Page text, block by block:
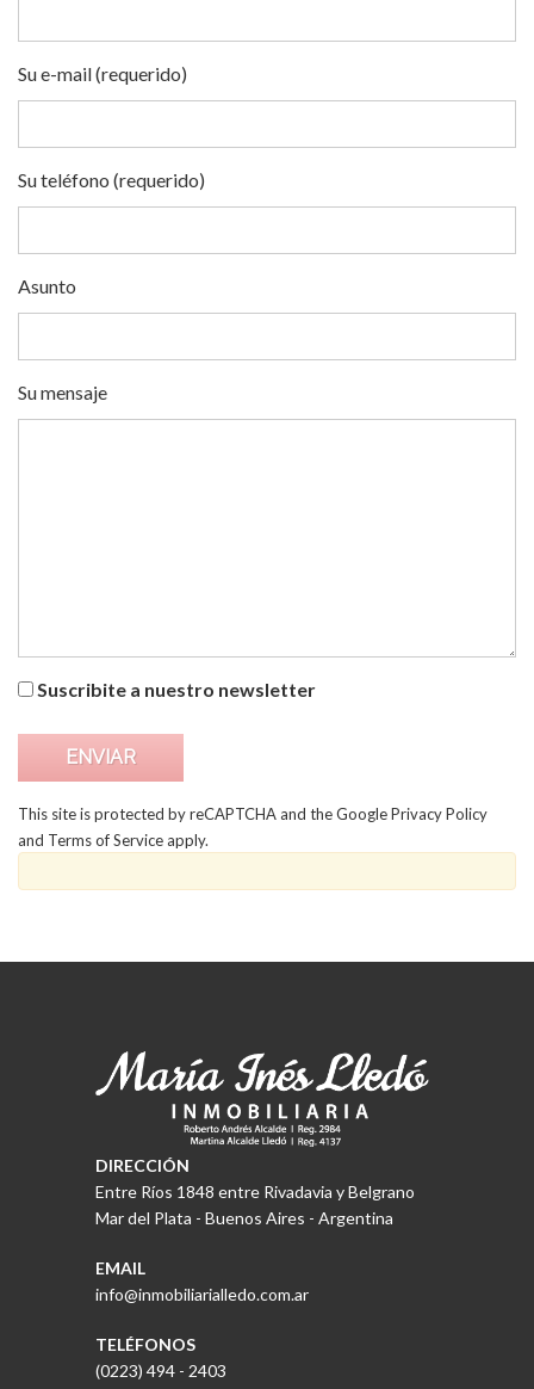
Su e-mail (requerido)
Su teléfono (requerido)
Asunto
Su mensaje
Suscribite a nuestro newsletter
This site is protected by reCAPTCHA and the GooglePrivacy Policy
and Terms of Serviceapply.
DIRECCIÓN
Entre Ríos 1848 entre Rivadavia y Belgrano
Mar del Plata - Buenos Aires - Argentina
EMAIL
info@inmobiliarialledo.com.ar
TELÉFONOS
(0223) 494 - 2403